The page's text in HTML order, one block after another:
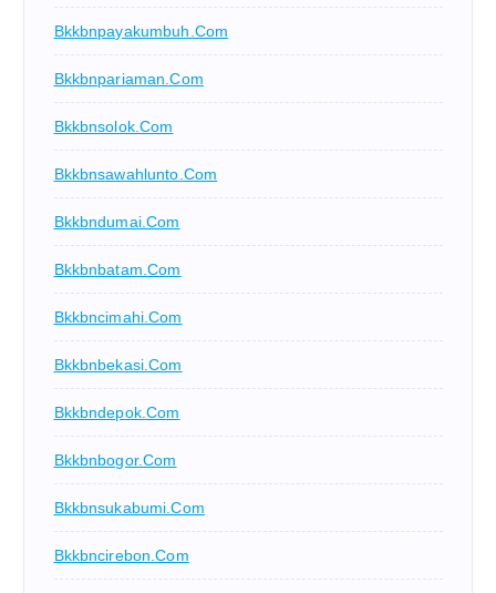
Bkkbnpayakumbuh.com
Bkkbnpariaman.com
Bkkbnsolok.com
Bkkbnsawahlunto.com
Bkkbndumai.com
Bkkbnbatam.com
Bkkbncimahi.com
Bkkbnbekasi.com
Bkkbndepok.com
Bkkbnbogor.com
Bkkbnsukabumi.com
Bkkbncirebon.com